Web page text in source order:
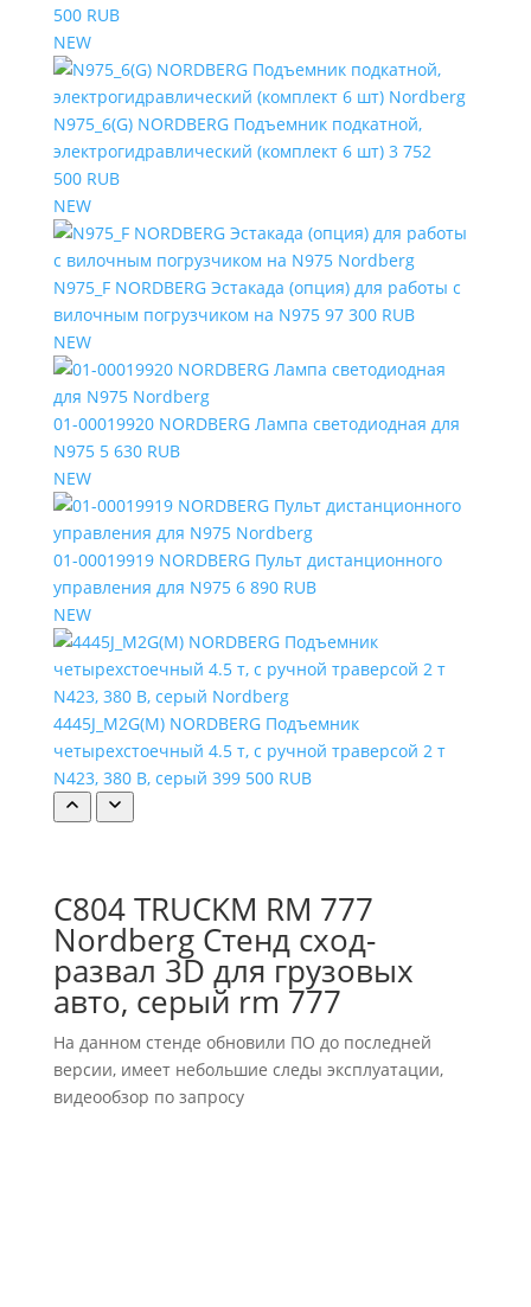
500 RUB
NEW
N975_6(G) NORDBERG Подъемник подкатной,
электрогидравлический (комплект 6 шт) 3 752
500 RUB
NEW
N975_F NORDBERG Эстакада (опция) для работы с
вилочным погрузчиком на N975 97 300 RUB
NEW
01-00019920 NORDBERG Лампа светодиодная для
N975 5 630 RUB
NEW
01-00019919 NORDBERG Пульт дистанционного
управления для N975 6 890 RUB
NEW
4445J_M2G(M) NORDBERG Подъемник
четырехстоечный 4.5 т, с ручной траверсой 2 т
N423, 380 В, серый 399 500 RUB
C804 TRUCKM RM 777
Nordberg Стенд сход-
развал 3D для грузовых
авто, серый rm 777
На данном стенде обновили ПО до последней
версии, имеет небольшие следы эксплуатации,
видеообзор по запросу